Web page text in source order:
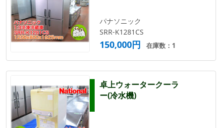
パナソニック
SRR-K1281CS
150,000円 在庫数：1
卓上ウォータークーラ
ー(冷水機)